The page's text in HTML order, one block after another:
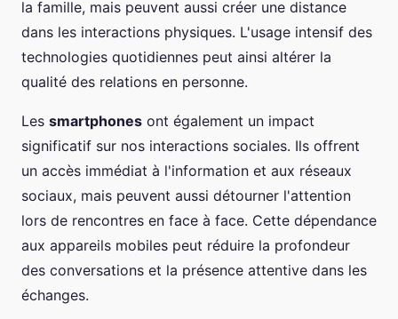
la famille, mais peuvent aussi créer une distance
dans les interactions physiques. L'usage intensif des
technologies quotidiennes peut ainsi altérer la
qualité des relations en personne.
Les smartphones ont également un impact
significatif sur nos interactions sociales. Ils offrent
un accès immédiat à l'information et aux réseaux
sociaux, mais peuvent aussi détourner l'attention
lors de rencontres en face à face. Cette dépendance
aux appareils mobiles peut réduire la profondeur
des conversations et la présence attentive dans les
échanges.